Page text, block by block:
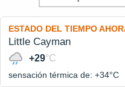
ESTADO DEL TIEMPO
Little Cayman
+29°C
sensación térmica de: +34°C